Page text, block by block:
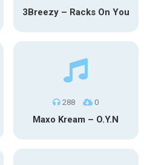
3Breezy – Racks On You
288 0
Maxo Kream – O.Y.N